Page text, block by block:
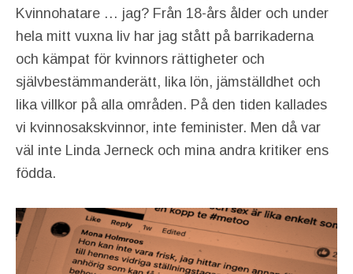
Kvinnohatare … jag? Från 18-års ålder och under
hela mitt vuxna liv har jag stått på barrikaderna
och kämpat för kvinnors rättigheter och
självbestämmanderätt, lika lön, jämställdhet och
lika villkor på alla områden. På den tiden kallades
vi kvinnosakskvinnor, inte feminister. Men då var
väl inte Linda Jerneck och mina andra kritiker ens
födda.